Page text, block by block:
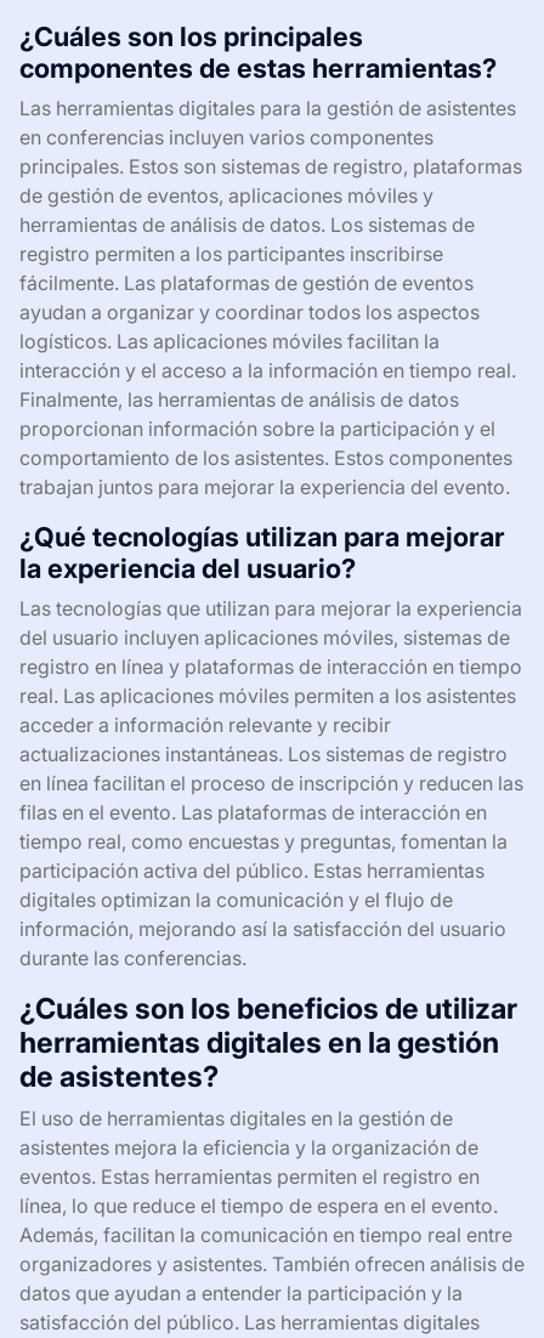
¿Cuáles son los principales
componentes de estas herramientas?
Las herramientas digitales para la gestión de asistentes
en conferencias incluyen varios componentes
principales. Estos son sistemas de registro, plataformas
de gestión de eventos, aplicaciones móviles y
herramientas de análisis de datos. Los sistemas de
registro permiten a los participantes inscribirse
fácilmente. Las plataformas de gestión de eventos
ayudan a organizar y coordinar todos los aspectos
logísticos. Las aplicaciones móviles facilitan la
interacción y el acceso a la información en tiempo real.
Finalmente, las herramientas de análisis de datos
proporcionan información sobre la participación y el
comportamiento de los asistentes. Estos componentes
trabajan juntos para mejorar la experiencia del evento.
¿Qué tecnologías utilizan para mejorar
la experiencia del usuario?
Las tecnologías que utilizan para mejorar la experiencia
del usuario incluyen aplicaciones móviles, sistemas de
registro en línea y plataformas de interacción en tiempo
real. Las aplicaciones móviles permiten a los asistentes
acceder a información relevante y recibir
actualizaciones instantáneas. Los sistemas de registro
en línea facilitan el proceso de inscripción y reducen las
filas en el evento. Las plataformas de interacción en
tiempo real, como encuestas y preguntas, fomentan la
participación activa del público. Estas herramientas
digitales optimizan la comunicación y el flujo de
información, mejorando así la satisfacción del usuario
durante las conferencias.
¿Cuáles son los beneficios de utilizar
herramientas digitales en la gestión
de asistentes?
El uso de herramientas digitales en la gestión de
asistentes mejora la eficiencia y la organización de
eventos. Estas herramientas permiten el registro en
línea, lo que reduce el tiempo de espera en el evento.
Además, facilitan la comunicación en tiempo real entre
organizadores y asistentes. También ofrecen análisis de
datos que ayudan a entender la participación y la
satisfacción del público. Las herramientas digitales